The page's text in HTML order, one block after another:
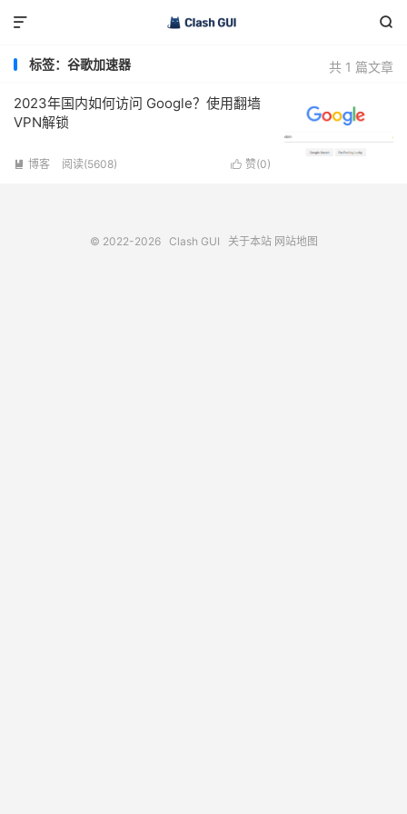


共 1 篇文章
标签：谷歌加速器
2023年国内如何访问 Google？使用翻墙
VPN解锁
 赞(0)
 博客 阅读(5608)
© 2022-2026 Clash GUI 关于本站 网站地图